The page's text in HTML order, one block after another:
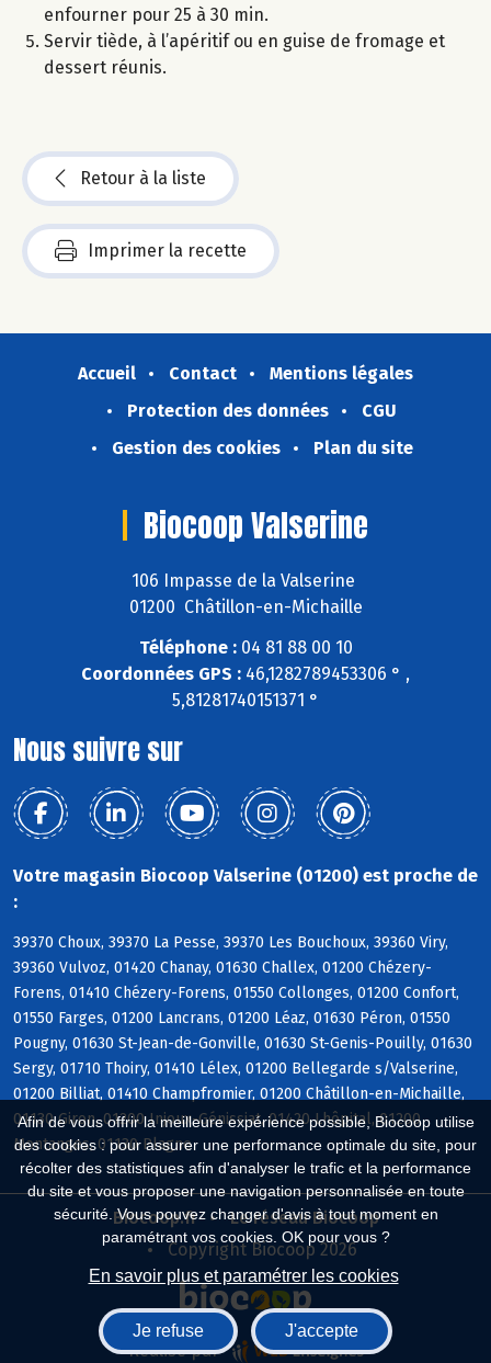
Afin de vous offrir la meilleure expérience possible, Biocoop utilise
des cookies : pour assurer une performance optimale du site, pour
récolter des statistiques afin d'analyser le trafic et la performance
du site et vous proposer une navigation personnalisée en toute
sécurité. Vous pouvez changer d'avis à tout moment en
paramétrant vos cookies. OK pour vous ?
En savoir plus et paramétrer les cookies
Je refuse J'accepte
enfourner pour 25 à 30 min.
Servir tiède, à l’apéritif ou en guise de fromage et
dessert réunis.
Retour à la liste
Imprimer la recette
Accueil Contact
Mentions légales
Protection des données
CGU
Gestion des cookies
Plan du site
Biocoop Valserine
106 Impasse de la Valserine
01200 Châtillon-en-Michaille
Téléphone :04 81 88 00 10
Coordonnées GPS : 46,1282789453306 ° ,
5,81281740151371 °
Nous suivre sur
Votre magasin Biocoop Valserine (01200) est proche de
:
39370 Choux, 39370 La Pesse, 39370 Les Bouchoux, 39360 Viry,
39360 Vulvoz, 01420 Chanay, 01630 Challex, 01200 Chézery-
Forens, 01410 Chézery-Forens, 01550 Collonges, 01200 Confort,
01550 Farges, 01200 Lancrans, 01200 Léaz, 01630 Péron, 01550
Pougny, 01630 St-Jean-de-Gonville, 01630 St-Genis-Pouilly, 01630
Sergy, 01710 Thoiry, 01410 Lélex, 01200 Bellegarde s/Valserine,
01200 Billiat, 01410 Champfromier, 01200 Châtillon-en-Michaille,
01130 Giron, 01200 Injoux-Génissiat, 01420 Lhôpital, 01200
Montanges, 01130 Plagne
Biocoop.fr
Le réseau Biocoop
Copyright Biocoop 2026
Réalisé par